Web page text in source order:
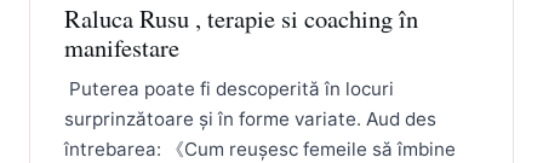
Raluca Rusu , terapie si coaching în
manifestare
Puterea poate fi descoperită în locuri
surprinzătoare și în forme variate. Aud des
întrebarea: 《Cum reușesc femeile să îmbine